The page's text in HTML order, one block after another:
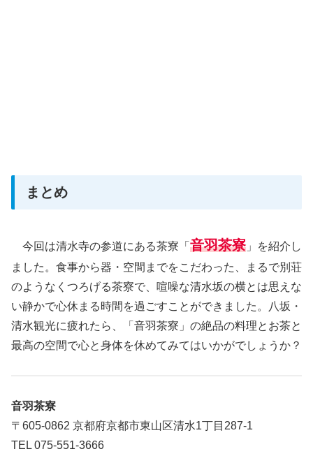
まとめ
今回は清水寺の参道にある茶寮「 音羽茶寮 」を紹介し
ました。食事から器・空間までをこだわった、まるで別荘
のようなくつろげる茶寮で、喧噪な清水坂の横とは思えな
い静かで心休まる時間を過ごすことができました。八坂・
清水観光に疲れたら、「音羽茶寮」の絶品の料理とお茶と
最高の空間で心と身体を休めてみてはいかがでしょうか？
音羽茶寮
〒605-0862 京都府京都市東山区清水1丁目287-1
TEL 075-551-3666